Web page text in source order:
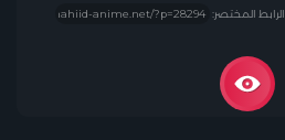
الرابط المختصر: